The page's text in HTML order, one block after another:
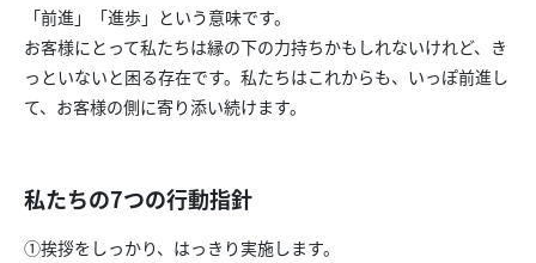
「前進」「進歩」という意味です。
お客様にとって私たちは縁の下の力持ちかもしれないけれど、き
っといないと困る存在です。私たちはこれからも、いっぽ前進し
て、お客様の側に寄り添い続けます。
私たちの7つの行動指針
①挨拶をしっかり、はっきり実施します。